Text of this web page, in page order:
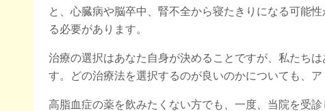
と、心臓病や脳卒中、腎不全から寝たきりになる可能
る必要があります。
治療の選択はあなた自身が決めることですが、私たち
す。どの治療法を選択するのが良いのかについても、ア
高脂血症の薬を飲みたくない方でも、一度、当院を受